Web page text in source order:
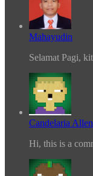
Mahayudin
Selamat Pagi,
Candelaria Allen
Hi, this is a